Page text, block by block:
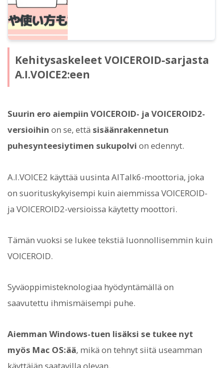
Kehitysaskeleet VOICEROID-sarjasta
A.I.VOICE2:een
Suurin ero aiempiin VOICEROID- ja VOICEROID2-
versioihin on se, että sisäänrakennetun
puhesynteesiytimen sukupolvi on edennyt.
A.I.VOICE2 käyttää uusinta AITalk6-moottoria, joka
on suorituskykyisempi kuin aiemmissa VOICEROID-
ja VOICEROID2-versioissa käytetty moottori.
Tämän vuoksi se lukee tekstiä luonnollisemmin kuin
VOICEROID.
Syväoppimisteknologiaa hyödyntämällä on
saavutettu ihmismäisempi puhe.
Aiemman Windows-tuen lisäksi se tukee nyt
myös Mac OS:ää, mikä on tehnyt siitä useamman